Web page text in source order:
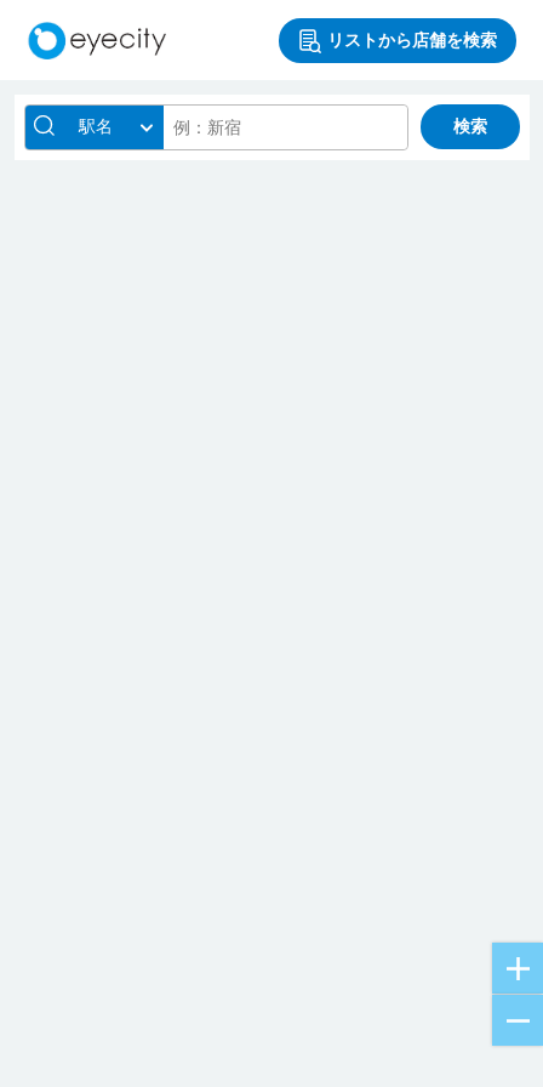
リストから店舗を検索
駅名 検索